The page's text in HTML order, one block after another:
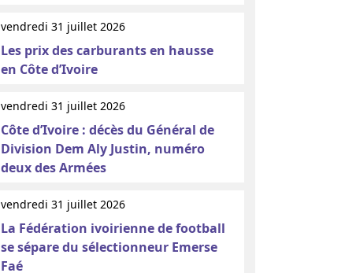
vendredi 31 juillet 2026
Les prix des carburants en hausse
en Côte d’Ivoire
vendredi 31 juillet 2026
Côte d’Ivoire : décès du Général de
Division Dem Aly Justin, numéro
deux des Armées
vendredi 31 juillet 2026
La Fédération ivoirienne de football
se sépare du sélectionneur Emerse
Faé